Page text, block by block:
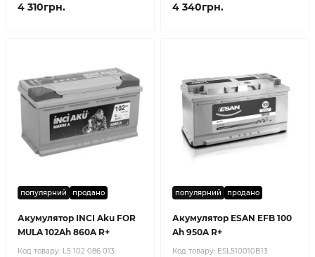
4 310грн. 4 340грн.
популярний продано
Акумулятор INCI Aku FOR
MULA 102Ah 860A R+
Код товару: L5 102 086 013
популярний продано
Акумулятор ESAN EFB 100
Ah 950A R+
Код товару: ESL510010B13